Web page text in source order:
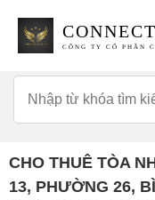
CÔNG TY CỔ PHẦN
CHO THUÊ TÒA
13, PHƯỜNG 26,